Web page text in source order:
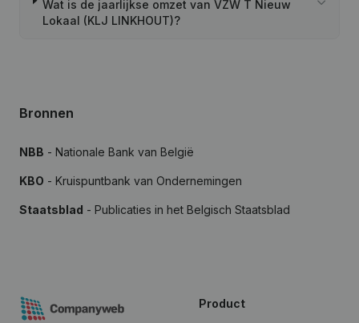
Wat is de jaarlijkse omzet van VZW T Nieuw
Lokaal (KLJ LINKHOUT)?
Bronnen
NBB - Nationale Bank van België
KBO - Kruispuntbank van Ondernemingen
Staatsblad - Publicaties in het Belgisch Staatsblad
Product